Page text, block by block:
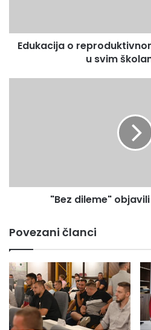
ZDK
Edukacija o
u svim
"Bez dileme"
Povezani članci